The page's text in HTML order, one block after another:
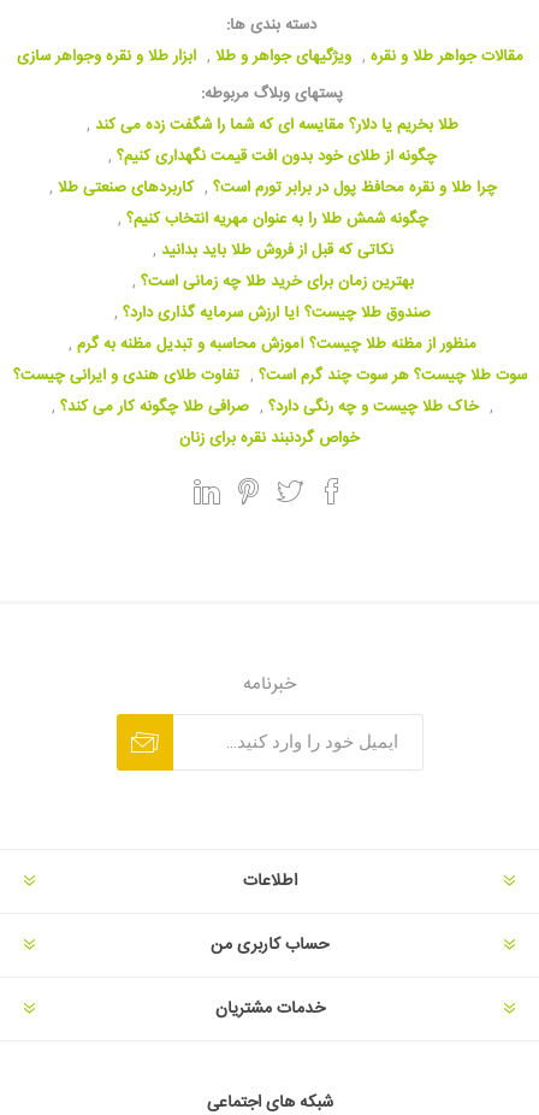
دسته بندی ها:
مقالات جواهر طلا و نقره , ویژگیهای جواهر و طلا , ابزار طلا و نقره وجواهر سازی
پستهای وبلاگ مربوطه:
طلا بخریم یا دلار؟ مقایسه ای که شما را شگفت زده می کند ,
چگونه از طلای خود بدون افت قیمت نگهداری کنیم؟ ,
چرا طلا و نقره محافظ پول در برابر تورم است؟ , کاربردهای صنعتی طلا ,
چگونه شمش طلا را به عنوان مهریه انتخاب کنیم؟ ,
نکاتی که قبل از فروش طلا باید بدانید ,
بهترین زمان برای خرید طلا چه زمانی است؟ ,
صندوق طلا چیست؟ آیا ارزش سرمایه گذاری دارد؟ ,
منظور از مظنه طلا چیست؟ آموزش محاسبه و تبدیل مظنه به گرم ,
سوت طلا چیست؟ هر سوت چند گرم است؟ , تفاوت طلای هندی و ایرانی چیست؟
, خاک طلا چیست و چه رنگی دارد؟ , صرافی طلا چگونه کار می کند؟ ,
خواص گردنبند نقره برای زنان
خبرنامه
اطلاعات
حساب کاربری من
خدمات مشتریان
شبکه های اجتماعی